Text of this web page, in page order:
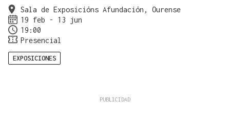
Sala de Exposicións Afundación, Ourense
19 feb - 13 jun
19:00
Presencial
EXPOSICIONES